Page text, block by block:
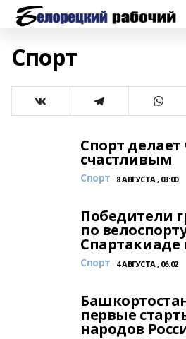
Спорт
Спорт делает
счастливым
Спорт 8 АВГУСТА , 03:00
Победители
по
Спартакиаде
Спорт 4 АВГУСТА , 06:02
первые
народов